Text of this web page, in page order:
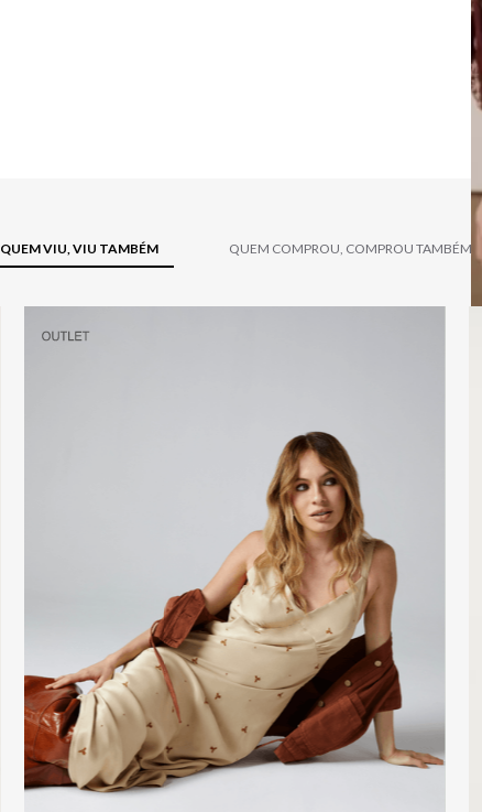
QUEM VIU, VIU TAMBÉM QUEM COMPROU, COMPROU TAMBÉM